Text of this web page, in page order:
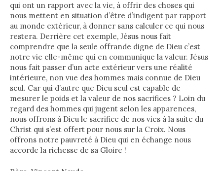
qui ont un rapport avec la vie, à offrir des choses qui
nous mettent en situation d’être d’indigent par rapport
au monde extérieur, à donner sans calculer ce qui nous
restera. Derrière cet exemple, Jésus nous fait
comprendre que la seule offrande digne de Dieu c’est
notre vie elle-même qui en communique la valeur. Jésus
nous fait passer d’un acte extérieur vers une réalité
intérieure, non vue des hommes mais connue de Dieu
seul. Car qui d’autre que Dieu seul est capable de
mesurer le poids et la valeur de nos sacrifices ? Loin du
regard des hommes qui jugent selon les apparences,
nous offrons à Dieu le sacrifice de nos vies à la suite du
Christ qui s’est offert pour nous sur la Croix. Nous
offrons notre pauvreté à Dieu qui en échange nous
accorde la richesse de sa Gloire !